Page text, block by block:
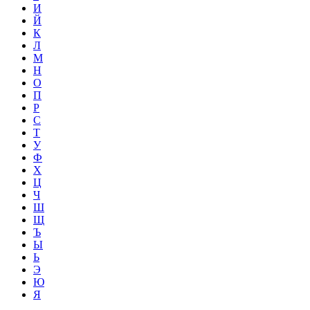
И
Й
К
Л
М
Н
О
П
Р
С
Т
У
Ф
Х
Ц
Ч
Ш
Щ
Ъ
Ы
Ь
Э
Ю
Я